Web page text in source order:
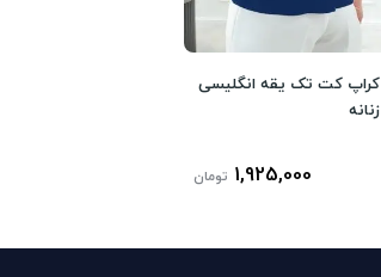
کراپ کت تک یقه انگلیسی
زنانه
1,925,000 تومان